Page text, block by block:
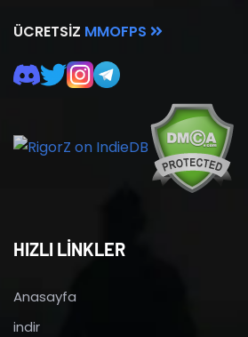
ÜCRETSIZ MMOFPS
HIZLI LİNKLER
Anasayfa
indir